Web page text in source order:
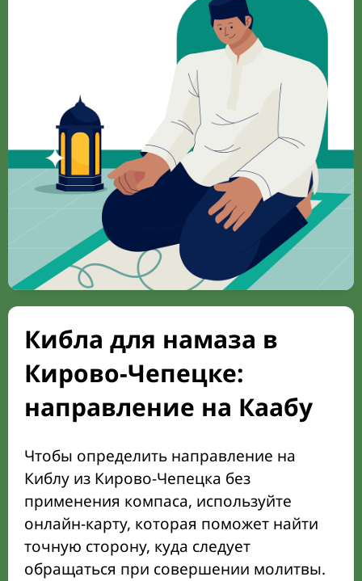
Кибла для намаза в
Кирово-Чепецке:
направление на Каабу
Чтобы определить направление на
Киблу из Кирово-Чепецка без
применения компаса, используйте
онлайн-карту, которая поможет найти
точную сторону, куда следует
обращаться при совершении молитвы.